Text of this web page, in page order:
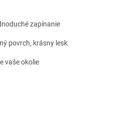
zapínanie
povrch, krásny lesk
vaše okolie